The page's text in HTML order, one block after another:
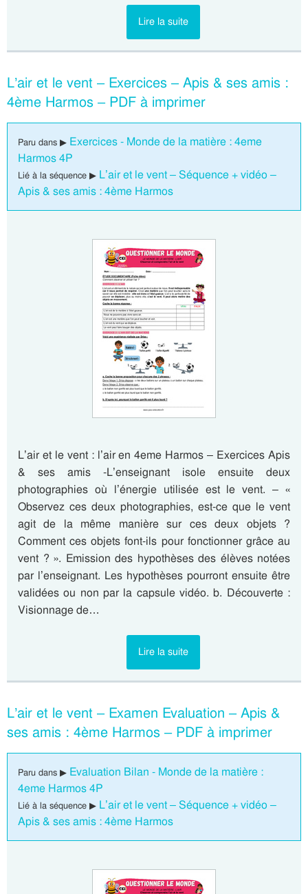
Lire la suite
L’air et le vent – Exercices – Apis & ses amis :
4ème Harmos – PDF à imprimer
Paru dans ▶ Exercices - Monde de la matière : 4eme
Harmos 4P
Lié à la séquence ▶ L’air et le vent – Séquence + vidéo –
Apis & ses amis : 4ème Harmos
L’air et le vent : l’air en 4eme Harmos – Exercices Apis
& ses amis -L’enseignant isole ensuite deux
photographies où l’énergie utilisée est le vent. – «
Observez ces deux photographies, est-ce que le vent
agit de la même manière sur ces deux objets ?
Comment ces objets font-ils pour fonctionner grâce au
vent ? ». Emission des hypothèses des élèves notées
par l’enseignant. Les hypothèses pourront ensuite être
validées ou non par la capsule vidéo. b. Découverte :
Visionnage de…
Lire la suite
L’air et le vent – Examen Evaluation – Apis &
ses amis : 4ème Harmos – PDF à imprimer
Paru dans ▶ Evaluation Bilan - Monde de la matière :
4eme Harmos 4P
Lié à la séquence ▶ L’air et le vent – Séquence + vidéo –
Apis & ses amis : 4ème Harmos